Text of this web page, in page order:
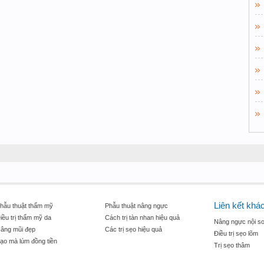
thuật thẩm mỹ
trị thẩm mỹ da
mũi đẹp
mà lúm đồng tiền
Phẫu thuật nâng ngực
Cách trị tàn nhan hiệu quả
Các trị sẹo hiệu quả
Liên kết
Nâng ngực nội
Điều trị sẹo lõm
Trị sẹo thâm